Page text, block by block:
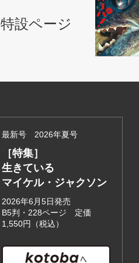
特設ページ
最新号 2026年夏号
［特集］
生きている
マイケル・ジャクソン
2026年6月5日発売
B5判・228ページ 定価
1,550円（税込）